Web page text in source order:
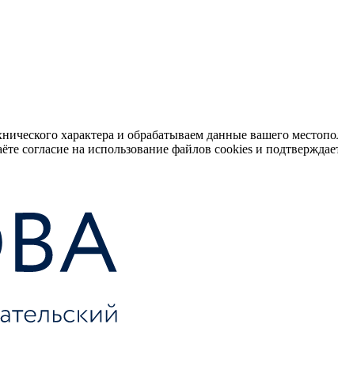
характера и обрабатываем данные вашего
согласие на использование файлов cookies и